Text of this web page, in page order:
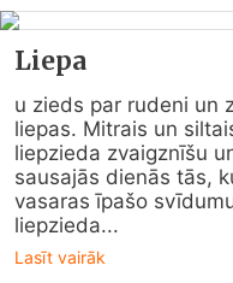
Liepa
u zieds par rudeni un
liepas. Mitrais un
liepzieda zvaigznīšu
sausajās dienās tās,
vasaras īpašo
liepzieda...
Lasīt vairāk